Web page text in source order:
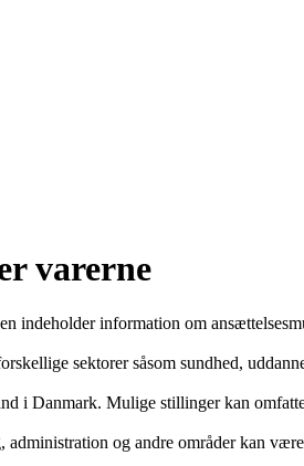
varerne
indeholder information om
sektorer såsom sundhed,
i Danmark. Mulige stillinger kan
og andre områder kan